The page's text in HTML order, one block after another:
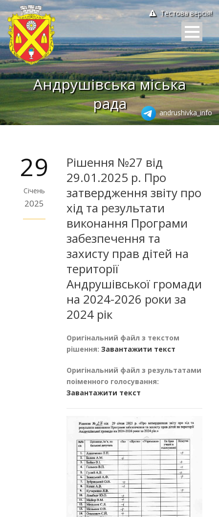
Тестова версія!
Андрушівська міська
рада
andrushivka_info
29
Січень
2025
Рішення №27 від
29.01.2025 р. Про
затвердження звіту про
хід та результати
виконання Програми
забезпечення та
захисту прав дітей на
території
Андрушівської громади
на 2024-2026 роки за
2024 рік
Оригінальний файл з текстом
рішення: Завантажити текст
Оригінальний файл з результатами
поіменного голосування:
Завантажити текст